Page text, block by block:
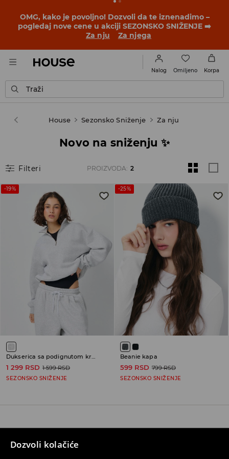
Dozvoli kolačiće
BACK TO SCHOOL 📒Najbolje priče počinju pre prvog
školskog zvona. Započni školsku godinu u novom
outfitu!
Za nju
Za njega
Nalog Omiljeno Korpa
Traži
House Sezonsko Sniženje Za nju
Novo na sniženju ✨️
Filteri PROIZVODA: 2
-19%
1 299 RSD 1 599 RSD
SEZONSKO SNIŽENJE
-25%
Beanie kapa
599 RSD 799 RSD
SEZONSKO SNIŽENJE